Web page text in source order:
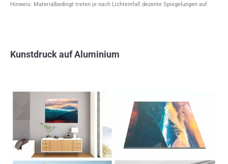
Hinweis: Materialbedingt treten je nach Lichteinfall dezente Spiegelungen auf.
Kunstdruck auf Aluminium